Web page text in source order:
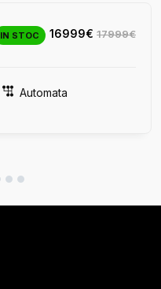
16999€ 17999€
IN STOC
Automata